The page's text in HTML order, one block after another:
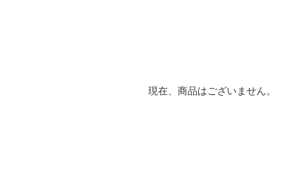
現在、商品はございません。